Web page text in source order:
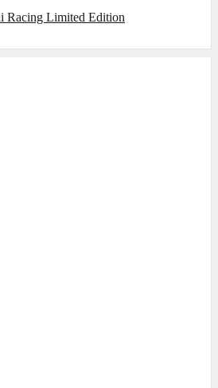
Racing Limited Edition